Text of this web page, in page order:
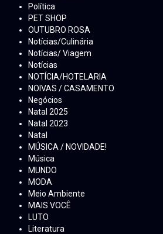
Política
PET SHOP
OUTUBRO ROSA
Notícias/Culinária
Notícias/ Viagem
Notícias
NOTÍCIA/HOTELARIA
NOIVAS / CASAMENTO
Negócios
Natal 2025
Natal 2023
Natal
MÚSICA / NOVIDADE!
Música
MUNDO
MODA
Meio Ambiente
MAIS VOCÊ
LUTO
Literatura